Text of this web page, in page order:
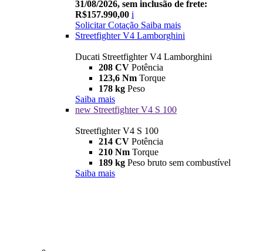
31/08/2026, sem inclusão de frete:
R$157.990,00 i
Solicitar Cotação Saiba mais
Streetfighter V4 Lamborghini
Ducati Streetfighter V4 Lamborghini
208 CV Potência
123,6 Nm Torque
178 kg Peso
Saiba mais
new Streetfighter V4 S 100
Streetfighter V4 S 100
214 CV Potência
210 Nm Torque
189 kg Peso bruto sem combustível
Saiba mais